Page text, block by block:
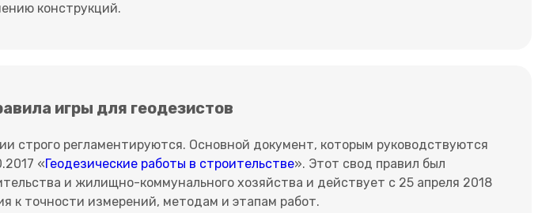
конструкций.
игры для геодезистов
строго регламентируются. Основной документ, которым руководствуются
«Геодезические работы в строительстве». Этот свод правил был
и жилищно-коммунального хозяйства и действует с 25 апреля 2018
к точности измерений, методам и этапам работ.